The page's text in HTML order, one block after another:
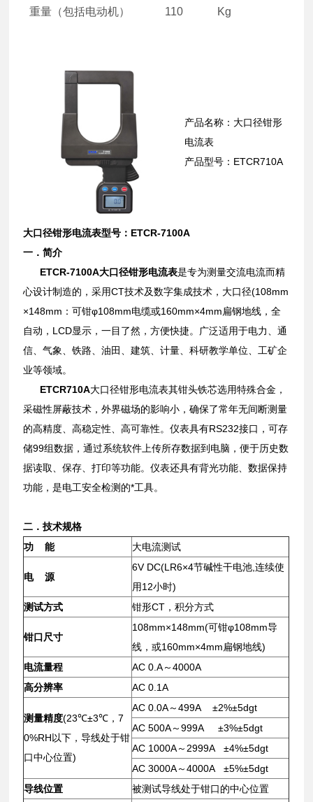
重量（包括电动机） 110 Kg
产品名称：大口径钳形
电流表
产品型号：ETCR710A
大口径钳形电流表型号：ETCR-7100A
一．简介
ETCR-7100A大口径钳形电流表是专为测量交流电流而精
心设计制造的，采用CT技术及数字集成技术，大口径(108mm
×148mm：可钳φ108mm电缆或160mm×4mm扁钢地线，全
自动，LCD显示，一目了然，方便快捷。广泛适用于电力、通
信、气象、铁路、油田、建筑、计量、科研教学单位、工矿企
业等领域。
ETCR710A大口径钳形电流表其钳头铁芯选用特殊合金，
采磁性屏蔽技术，外界磁场的影响小，确保了常年无间断测量
的高精度、高稳定性、高可靠性。仪表具有RS232接口，可存
储99组数据，通过系统软件上传所存数据到电脑，便于历史数
据读取、保存、打印等功能。仪表还具有背光功能、数据保持
功能，是电工安全检测的*工具。
二．技术规格
功 能
大电流测试
电 源
6V DC(LR6×4节碱性干电池,连续使
用12小时)
测试方式
钳形CT，积分方式
钳口尺寸
108mm×148mm(可钳φ108mm导
线，或160mm×4mm扁钢地线)
电流量程
AC 0.A～4000A
高分辨率
AC 0.1A
测量精度(23℃±3℃，7
0%RH以下，导线处于钳
口中心位置)
AC 0.0A～499A ±2%±5dgt
AC 500A～999A ±3%±5dgt
AC 1000A～2999A ±4%±5dgt
AC 3000A～4000A ±5%±5dgt
导线位置
被测试导线处于钳口的中心位置